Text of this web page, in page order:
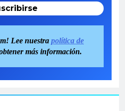
Lee nuestra política de
más información.